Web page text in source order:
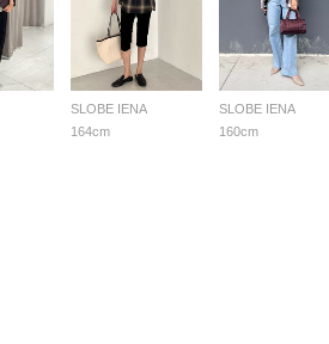
SLOBE IENA
164cm
SLOBE IENA
160cm